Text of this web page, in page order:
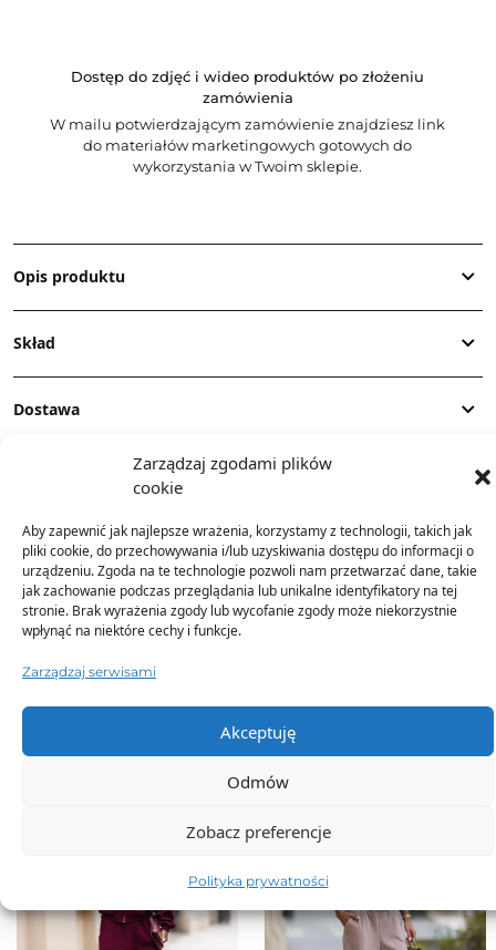
Zarządzaj zgodami plików
cookie
Aby zapewnić jak najlepsze wrażenia, korzystamy z technologii, takich jak
pliki cookie, do przechowywania i/lub uzyskiwania dostępu do informacji o
urządzeniu. Zgoda na te technologie pozwoli nam przetwarzać dane, takie
jak zachowanie podczas przeglądania lub unikalne identyfikatory na tej
stronie. Brak wyrażenia zgody lub wycofanie zgody może niekorzystnie
wpłynąć na niektóre cechy i funkcje.
Zarządzaj serwisami
Akceptuję
Odmów
Zobacz preferencje
Polityka prywatności
Dostęp do zdjęć i wideo produktów po złożeniu
zamówienia
W mailu potwierdzającym zamówienie znajdziesz link
do materiałów marketingowych gotowych do
wykorzystania w Twoim sklepie.
Opis produktu
Skład
Dostawa
Dodatkowe informacje
TO SIĘ TERAZ SPRZEDAJE